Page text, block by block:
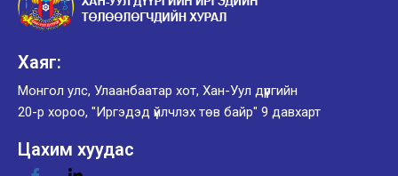
Хаяг:
Монгол улс, Улаанбаатар хот, Хан-Уул дүүргийн
20-р хороо, "Иргэдэд үйлчлэх төв байр" 9 давхарт
Цахим хуудас